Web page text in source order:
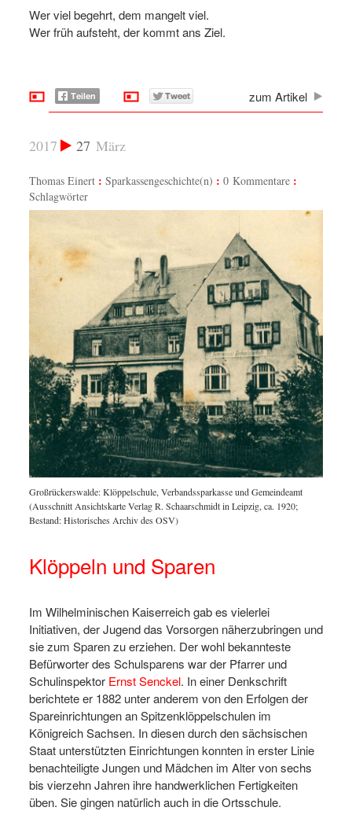
Wer viel begehrt, dem mangelt viel.
Wer früh aufsteht, der kommt ans Ziel.
zum Artikel
27 März
2017
Thomas Einert Sparkassengeschichte(n)
0 Kommentare
Schlagwörter
Großrückerswalde: Klöppelschule, Verbandssparkasse und Gemeindeamt
(Ausschnitt Ansichtskarte Verlag R. Schaarschmidt in Leipzig, ca. 1920;
Bestand: Historisches Archiv des OSV)
Klöppeln und Sparen
Im Wilhelminischen Kaiserreich gab es vielerlei
Initiativen, der Jugend das Vorsorgen näherzubringen und
sie zum Sparen zu erziehen. Der wohl bekannteste
Befürworter des Schulsparens war der Pfarrer und
Schulinspektor Ernst Senckel. In einer Denkschrift
berichtete er 1882 unter anderem von den Erfolgen der
Spareinrichtungen an Spitzenklöppelschulen im
Königreich Sachsen. In diesen durch den sächsischen
Staat unterstützten Einrichtungen konnten in erster Linie
benachteiligte Jungen und Mädchen im Alter von sechs
bis vierzehn Jahren ihre handwerklichen Fertigkeiten
üben. Sie gingen natürlich auch in die Ortsschule.